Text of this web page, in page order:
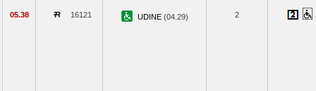
05.38 16121 UDINE (04.29) 2